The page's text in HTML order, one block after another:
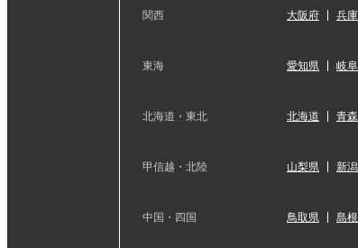
関西 大阪府 兵
東海 愛知県 岐
北海道・東北 北海道 青
甲信越・北陸 山梨県 新
中国・四国 鳥取県 島